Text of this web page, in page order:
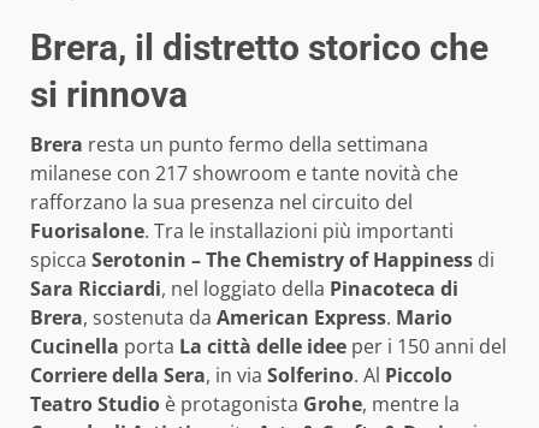
Brera, il distretto storico che
si rinnova
Brera resta un punto fermo della settimana
milanese con 217 showroom e tante novità che
rafforzano la sua presenza nel circuito del
Fuorisalone. Tra le installazioni più importanti
spicca Serotonin – The Chemistry of Happiness di
Sara Ricciardi, nel loggiato della Pinacoteca di
Brera, sostenuta da American Express. Mario
Cucinella porta La città delle idee per i 150 anni del
Corriere della Sera, in via Solferino. Al Piccolo
Teatro Studio è protagonista Grohe, mentre la